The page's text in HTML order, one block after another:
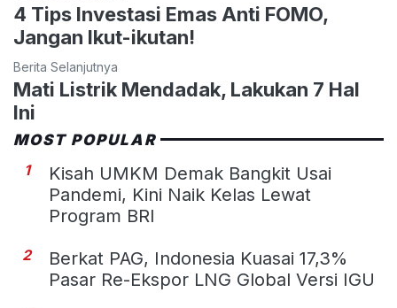
4 Tips Investasi Emas Anti FOMO,
Jangan Ikut-ikutan!
Berita Selanjutnya
Mati Listrik Mendadak, Lakukan 7 Hal
Ini
MOST POPULAR
1
Kisah UMKM Demak Bangkit Usai
Pandemi, Kini Naik Kelas Lewat
Program BRI
2
Berkat PAG, Indonesia Kuasai 17,3%
Pasar Re-Ekspor LNG Global Versi IGU